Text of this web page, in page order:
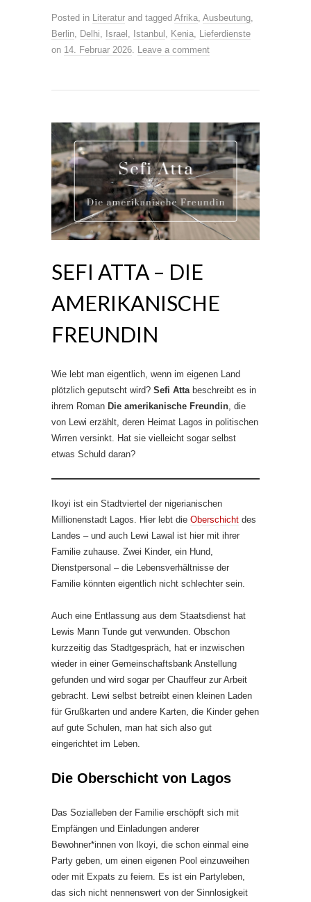
Posted in Literatur and tagged Afrika Ausbeutung
Berlin
Delhi Israel Istanbul Kenia
Lieferdienste
on 14. Februar 2026 Leave a comment
SEFI ATTA – DIE
AMERIKANISCHE
FREUNDIN
Wie lebt man eigentlich, wenn im eigenen Land
plötzlich geputscht wird? Sefi Atta beschreibt es in
ihrem Roman Die amerikanische Freundin , die
von Lewi erzählt, deren Heimat Lagos in politischen
Wirren versinkt. Hat sie vielleicht sogar selbst
etwas Schuld daran?
Ikoyi ist ein Stadtviertel der nigerianischen
Millionenstadt Lagos. Hier lebt die Oberschicht des
Landes – und auch Lewi Lawal ist hier mit ihrer
Familie zuhause. Zwei Kinder, ein Hund,
Dienstpersonal – die Lebensverhältnisse der
Familie könnten eigentlich nicht schlechter sein.
Auch eine Entlassung aus dem Staatsdienst hat
Lewis Mann Tunde gut verwunden. Obschon
kurzzeitig das Stadtgespräch, hat er inzwischen
wieder in einer Gemeinschaftsbank Anstellung
gefunden und wird sogar per Chauffeur zur Arbeit
gebracht. Lewi selbst betreibt einen kleinen Laden
für Grußkarten und andere Karten, die Kinder gehen
auf gute Schulen, man hat sich also gut
eingerichtet im Leben.
Die Oberschicht von Lagos
Das Sozialleben der Familie erschöpft sich mit
Empfängen und Einladungen anderer
Bewohner*innen von Ikoyi, die schon einmal eine
Party geben, um einen eigenen Pool einzuweihen
oder mit Expats zu feiern. Es ist ein Partyleben,
das sich nicht nennenswert von der Sinnlosigkeit